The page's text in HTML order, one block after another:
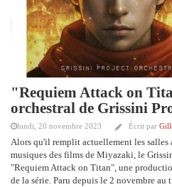
"Requiem Attack on
orchestral de Grissini
lundi, 20 novembre 2023 Écrit par
Alors qu'il remplit actuellement les salles
musiques des films de Miyazaki, le
"Requiem Attack on Titan", une
de la série. Paru depuis le 2 novembre au